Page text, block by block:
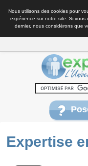
Nous utilisons des cookies pour
expérience sur notre site. Si vous
dernier, nous considérons que
Expertise